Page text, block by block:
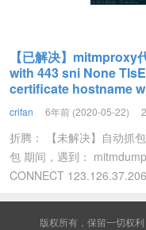
【已解决】
with 443 sni None
certificate hostname
crifan 6年前 (2020-05-22)
折腾： 【未解决】自动抓
包 期间，遇到：
CONNECT
版权所有，保留一切权利